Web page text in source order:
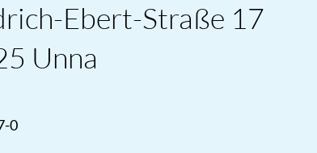
Ebert-Straße 17
Unna
0